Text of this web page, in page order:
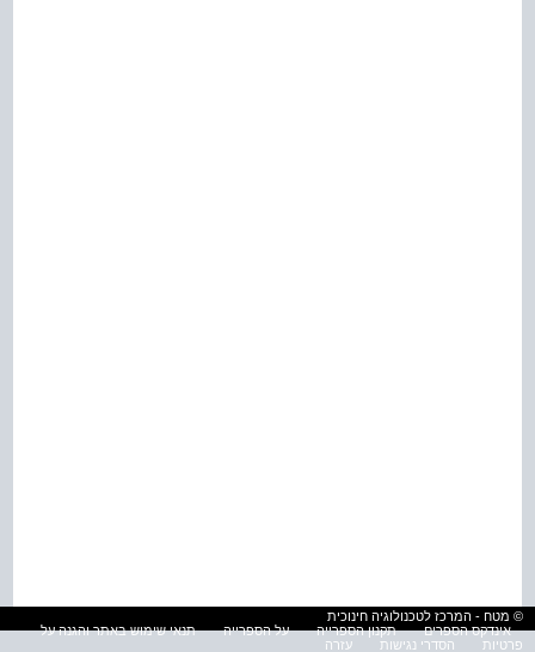
© מטח - המרכז לטכנולוגיה חינוכית
אינדקס הספרים
תקנון הספרייה על הספרייה
תנאי שימוש באתר והגנה על
פרטיות
הסדרי נגישות עזרה